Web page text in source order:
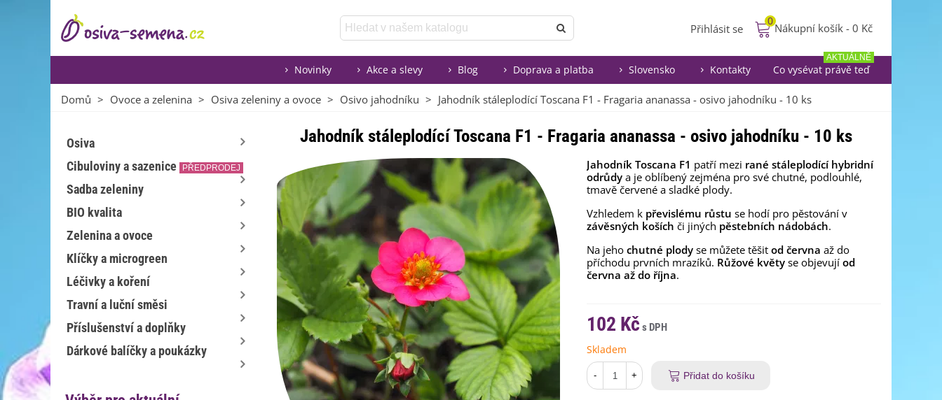
Přihlásit se
0
Nákupní košík - 0 Kč
Novinky Akce a slevy Blog Doprava a platba Slovensko Kontakty Co vysévat právě teď
AKTUÁLNĚ
Domů > Ovoce a zelenina > Osiva zeleniny a ovoce > Osivo jahodníku > Jahodník stáleplodící Toscana F1 - Fragaria ananassa - osivo jahodníku - 10 ks
Osiva
Cibuloviny a sazenice
PŘEDPRODEJ
Sadba zeleniny
BIO kvalita
Zelenina a ovoce
Klíčky a microgreen
Léčivky a koření
Travní a luční směsi
Příslušenství a doplňky
Dárkové balíčky a poukázky
Jahodník stáleplodící Toscana F1 - Fragaria ananassa - osivo jahodníku - 10 ks
Jahodník Toscana F1 patří mezi rané stáleplodící hybridní
odrůdy a je oblíbený zejména pro své chutné, podlouhlé,
tmavě červené a sladké plody.
Vzhledem k převislému růstu se hodí pro pěstování v
závěsných koších či jiných pěstebních nádobách.
Na jeho chutné plody se můžete těšit od června až do
příchodu prvních mrazíků. Růžové květy se objevují od
června až do října.
102 Kč
Skladem
- + Přidat do košíku